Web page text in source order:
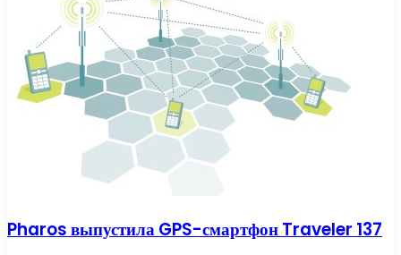
Pharos выпустила GPS-смартфон Traveler 137